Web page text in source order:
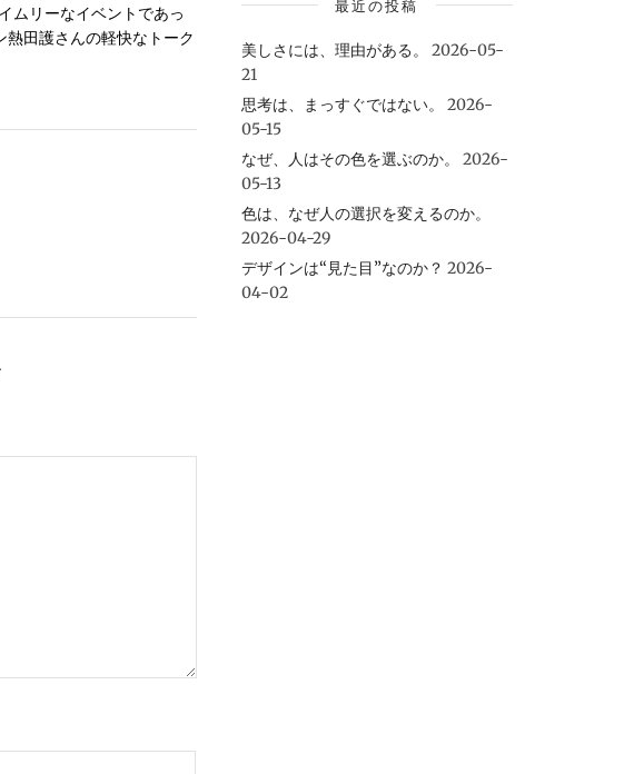
ムリーなイベントであっ
田護さんの軽快なトーク
最近の投稿
美しさには、理由がある。
2026-05-
21
思考は、まっすぐではない。
2026-
05-15
なぜ、人はその色を選ぶのか。
2026-
05-13
色は、なぜ人の選択を変えるのか。
2026-04-29
デザインは“見た目”なのか？ 2026-
04-02